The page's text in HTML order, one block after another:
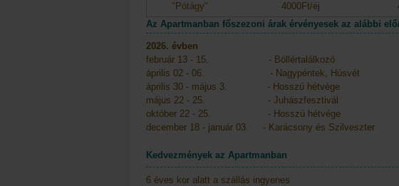
"Pótágy"
4000Ft/éj
Az Apartmanban főszezoni árak érvényesek az alábbi
2026. évben
február 13 - 15. - Böllértalálkozó
április 02 - 06. - Nagypéntek, Húsvét
április 30 - május 3. - Hosszú hétvége
május 22 - 25. - Juhászfesztivál
október 22 - 25. - Hosszú hétvége
december 18 - január 03. - Karácsony és Szilveszter
Kedvezmények az Apartmanban
6 éves kor alatt a szállás ingyenes